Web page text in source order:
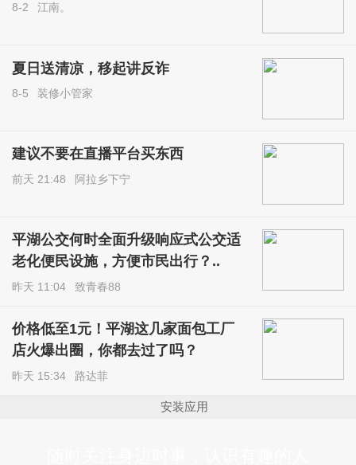
8-2 江南。
夏日送清凉，移起讲反诈
8-5 装修小管家
建议不要在直播平台买东西
前天 21:48 阿拉乡下宁
平湖公交何时全面升级响应式公交适
老化便民设施，方便市民出行？..
昨天 11:04 致青春88
价格低至1元！平湖这几家面包工厂
店火爆出圈，你都去过了吗？
昨天 15:34 路达菲
安装应用